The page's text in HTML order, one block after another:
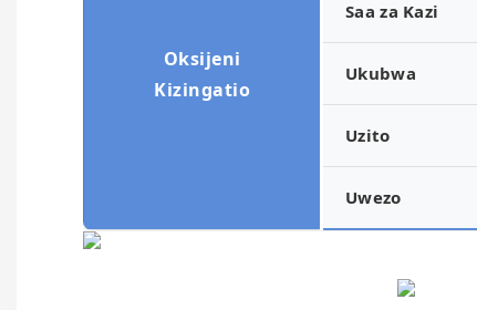
Oksijeni
Kizingatio
Saa za Kazi
Ukubwa
Uzito
Uwezo